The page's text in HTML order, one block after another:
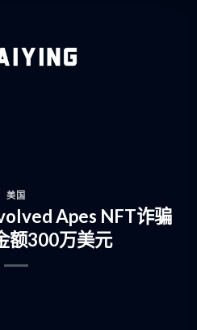
美国
Apes NFT诈骗
额300万美元